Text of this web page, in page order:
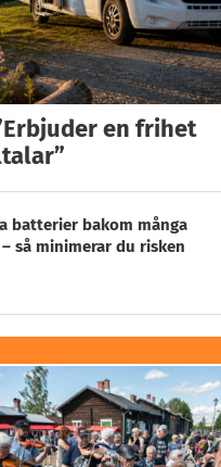
en frihet
batterier bakom många
så minimerar du risken